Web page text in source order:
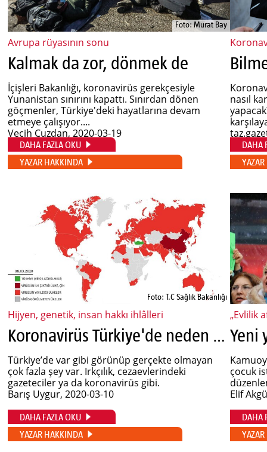
Foto: Murat Bay
Avrupa rüyasının sonu
Kalmak da zor, dönmek de
İçişleri Bakanlığı, koronavirüs gerekçesiyle
Yunanistan sınırını kapattı. Sınırdan dönen
göçmenler, Türkiye'deki hayatlarına devam
etmeye çalışıyor....
Vecih Cuzdan, 2020-03-19
DAHA FAZLA OKU
YAZAR HAKKINDA
nasıl
DAHA
Foto: T.C Sağlık Bakanlığı
Hijyen, genetik, insan hakkı ihlâlleri
Koronavirüs Türkiye'de neden tutunamıyor?
Türkiye’de var gibi görünüp gerçekte olmayan
çok fazla şey var. Irkçılık, cezaevlerindeki
gazeteciler ya da koronavirüs gibi.
Barış Uygur, 2020-03-10
DAHA FAZLA OKU
YAZAR HAKKINDA
„Evlilik
Yeni
çocuk
Elif
DAHA